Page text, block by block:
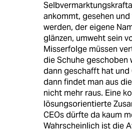
ankommt, gesehen
werden, der eigene
glänzen, umweht sein
Misserfolge müssen
die Schuhe geschoben
dann geschafft hat und
dann findet man aus
nicht mehr raus. Eine
lösungsorientierte
CEOs dürfte da kaum
Wahrscheinlich ist die